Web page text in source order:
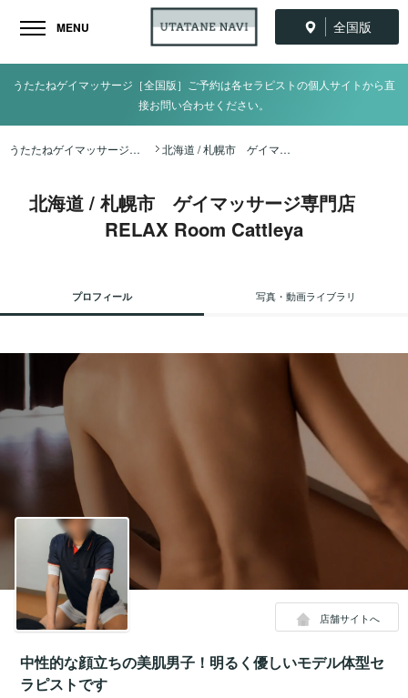
全国版
MENU
うたたねゲイマッサージ［全国版］ご予約は各セラピストの個人サイトから直
接お問い合わせください。
うたたねゲイマッサージ全国ナビ TOP 北海道 / 札幌市 ゲイマッサージ専門店 RELAX Room Cattleya
北海道 / 札幌市 ゲイマッサージ専門店
RELAX Room Cattleya
プロフィール 写真・動画ライブラリ
店舗サイトへ
中性的な顔立ちの美肌男子！明るく優しいモデル体型セ
ラピストです